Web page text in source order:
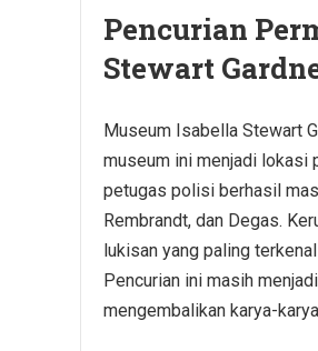
Pencurian
Stewart
Museum Isabella Stewart
museum ini menjadi lokasi
petugas polisi berhasil
Rembrandt, dan Degas.
lukisan yang paling
Pencurian ini masih
mengembalikan karya-